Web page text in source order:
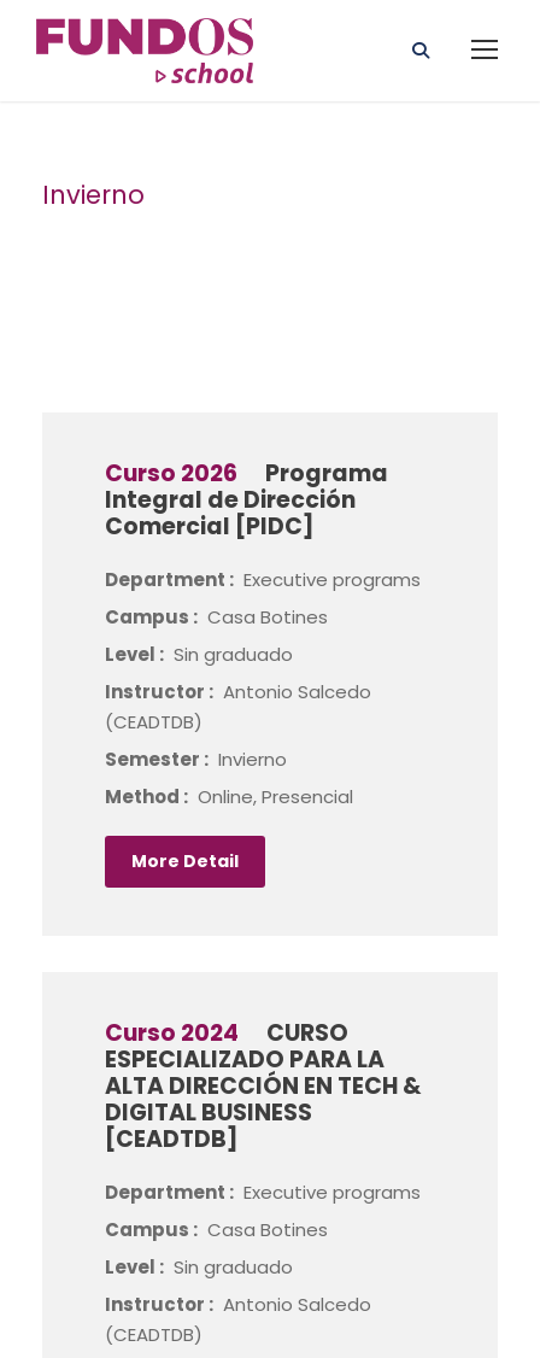
Invierno
Curso 2026
Programa
Integral de Dirección
Comercial [PIDC]
Department : Executive programs
Campus : Casa Botines
Level : Sin graduado
Instructor : Antonio Salcedo
(CEADTDB)
Semester : Invierno
Method : Online, Presencial
More Detail
Curso 2024
CURSO
ESPECIALIZADO PARA LA
ALTA DIRECCIÓN EN TECH &
DIGITAL BUSINESS
[CEADTDB]
Department : Executive programs
Campus : Casa Botines
Level : Sin graduado
Instructor : Antonio Salcedo
(CEADTDB)